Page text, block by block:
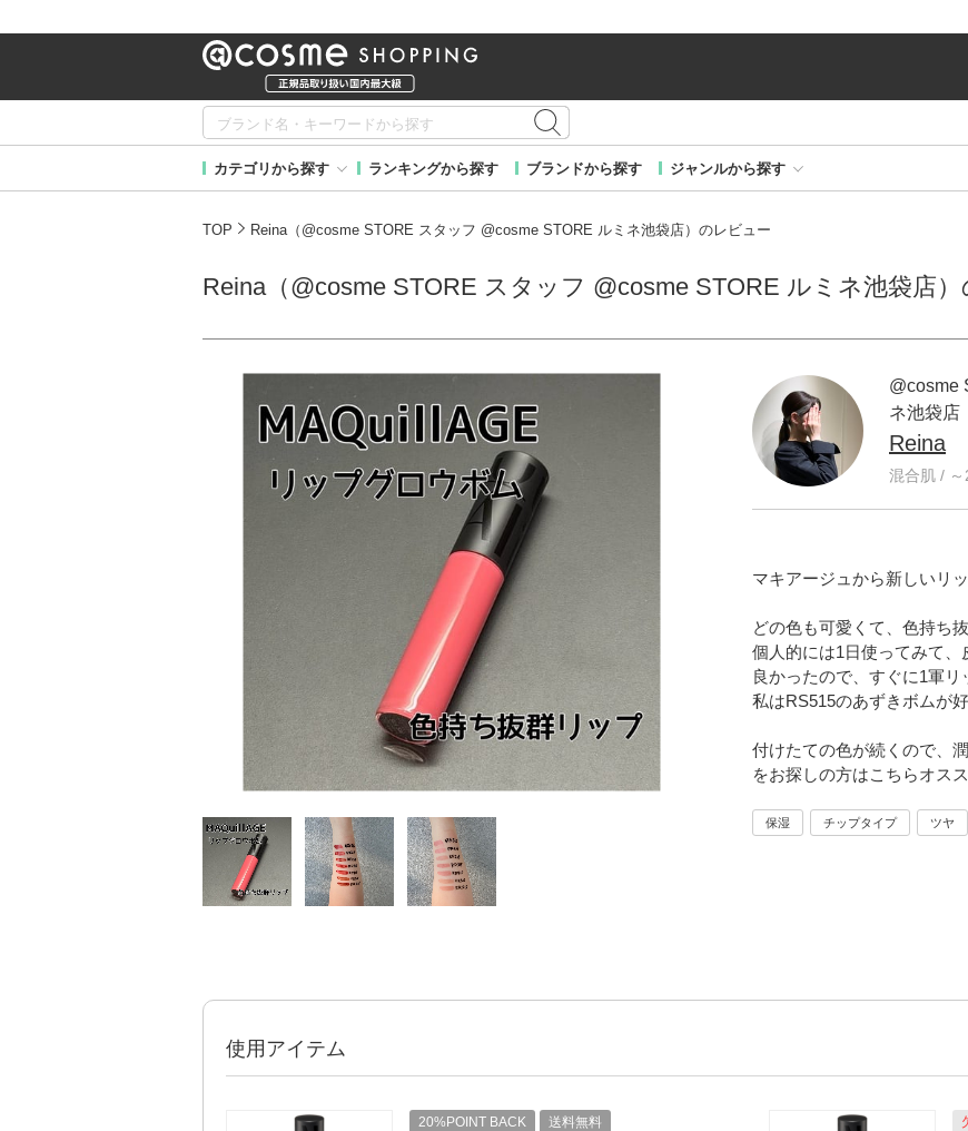
カテゴリから探す ランキングから探す ブランドから探す ジャンルから探す
TOP Reina（@cosme STORE スタッフ @cosme STORE ルミネ池袋店）のレビュー
Reina（@cosme STORE スタッフ @cosme STORE ルミネ池袋店
@cosme
ネ池袋店
Reina
混合肌 /
マキアージュから新しいリ
どの色も可愛くて、色持ち
個人的には1日使ってみて
良かったので、すぐに1軍リ
私はRS515のあずきボムが
付けたての色が続くので、
をお探しの方はこちらオス
保湿 チップタイプ ツヤ
使用アイテム
20%POINT BACK 送料無料